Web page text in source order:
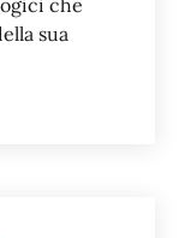
sua